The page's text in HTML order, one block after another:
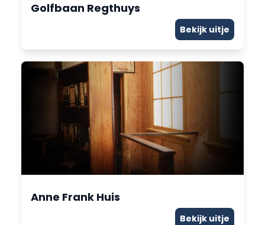
Golfbaan Regthuys
Bekijk uitje
Anne Frank Huis
Bekijk uitje